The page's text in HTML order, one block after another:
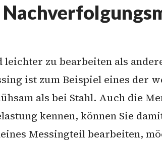
zu bearbeiten als
ist zum Beispiel eines der
als bei Stahl. Auch die
kennen, können Sie
Messingteil bearbeiten,